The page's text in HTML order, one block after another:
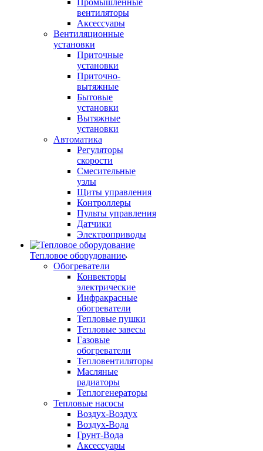
Промышленные
вентиляторы
Аксессуары
Вентиляционные
установки
Приточные
установки
Приточно-
вытяжные
Бытовые
установки
Вытяжные
установки
Автоматика
Регуляторы
скорости
Смесительные
узлы
Щиты управления
Контроллеры
Пульты управления
Датчики
Электроприводы
Тепловое оборудование
Обогреватели
Конвекторы
электрические
Инфракрасные
обогреватели
Тепловые пушки
Тепловые завесы
Газовые
обогреватели
Тепловентиляторы
Масляные
радиаторы
Теплогенераторы
Тепловые насосы
Воздух-Воздух
Воздух-Вода
Грунт-Вода
Аксессуары